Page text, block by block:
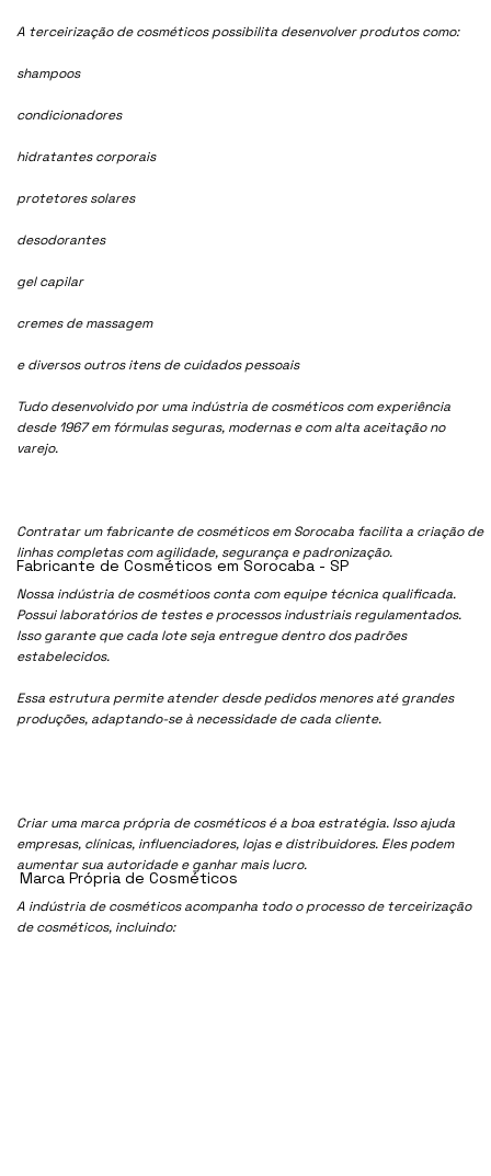
A terceirização de cosméticos possibilita desenvolver produtos como:
shampoos
condicionadores
hidratantes corporais
protetores solares
desodorantes
gel capilar
cremes de massagem
e diversos outros itens de cuidados pessoais
Tudo desenvolvido por uma indústria de cosméticos com experiência
desde 1967 em fórmulas seguras, modernas e com alta aceitação no
varejo.
Contratar um fabricante de cosméticos em Sorocaba facilita a criação de
linhas completas com agilidade, segurança e padronização.
Nossa indústria de cosmétioos conta com equipe técnica qualificada.
Possui laboratórios de testes e processos industriais regulamentados.
Isso garante que cada lote seja entregue dentro dos padrões
estabelecidos.
Essa estrutura permite atender desde pedidos menores até grandes
produções, adaptando-se à necessidade de cada cliente.
Criar uma marca própria de cosméticos é a boa estratégia. Isso ajuda
empresas, clínicas, influenciadores, lojas e distribuidores. Eles podem
aumentar sua autoridade e ganhar mais lucro.
A indústria de cosméticos acompanha todo o processo de terceirização
de cosméticos, incluindo:
Fabricante de Cosméticos em Sorocaba - SP
Marca Própria de Cosméticos